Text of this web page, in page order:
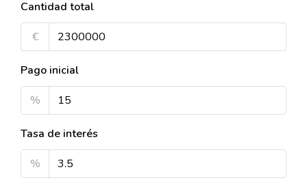
Cantidad total
€
Pago inicial
%
Tasa de interés
%